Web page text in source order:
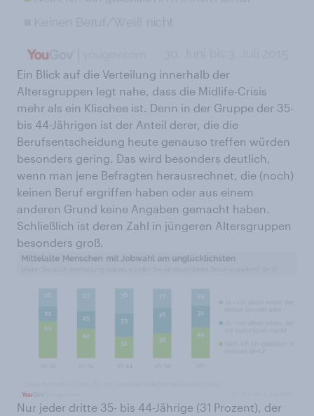
Ein Blick auf die Verteilung innerhalb der
Altersgruppen legt nahe, dass die Midlife-Crisis
mehr als ein Klischee ist. Denn in der Gruppe der 35-
bis 44-Jährigen ist der Anteil derer, die die
Berufsentscheidung heute genauso treffen würden
besonders gering. Das wird besonders deutlich,
wenn man jene Befragten herausrechnet, die (noch)
keinen Beruf ergriffen haben oder aus einem
anderen Grund keine Angaben gemacht haben.
Schließlich ist deren Zahl in jüngeren Altersgruppen
besonders groß.
Nur jeder dritte 35- bis 44-Jährige (31 Prozent), der